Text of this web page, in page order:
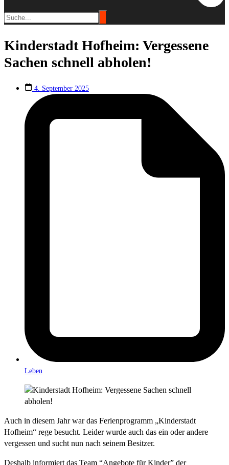
Kinderstadt Hofheim: Vergessene
Sachen schnell abholen!
4. September 2025
Leben
Auch in diesem Jahr war das Ferienprogramm „Kinderstadt
Hofheim“ rege besucht. Leider wurde auch das ein oder andere
vergessen und sucht nun nach seinem Besitzer.
Deshalb informiert das Team “Angebote für Kinder” der